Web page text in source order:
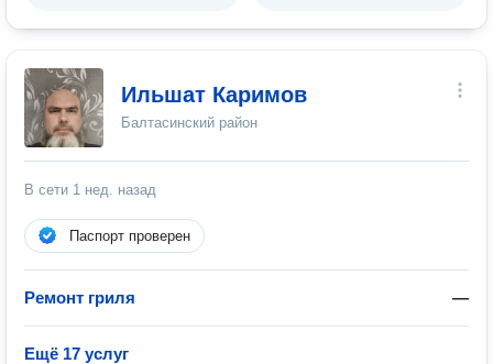
Ильшат Каримов
Балтасинский район
В сети 1 нед. назад
Паспорт проверен
Ремонт гриля —
Ещё 17 услуг